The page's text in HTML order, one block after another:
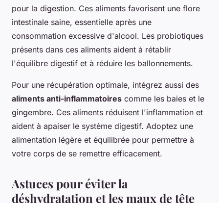
pour la digestion. Ces aliments favorisent une flore
intestinale saine, essentielle après une
consommation excessive d'alcool. Les probiotiques
présents dans ces aliments aident à rétablir
l'équilibre digestif et à réduire les ballonnements.
Pour une récupération optimale, intégrez aussi des
aliments anti-inflammatoires comme les baies et le
gingembre. Ces aliments réduisent l'inflammation et
aident à apaiser le système digestif. Adoptez une
alimentation légère et équilibrée pour permettre à
votre corps de se remettre efficacement.
Astuces pour éviter la
déshydratation et les maux de tête